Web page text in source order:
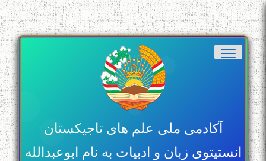
آکادمی ملی علم های تاجیکستان
انستیتوی زبان و ادبیات به نام ابوعبدالله